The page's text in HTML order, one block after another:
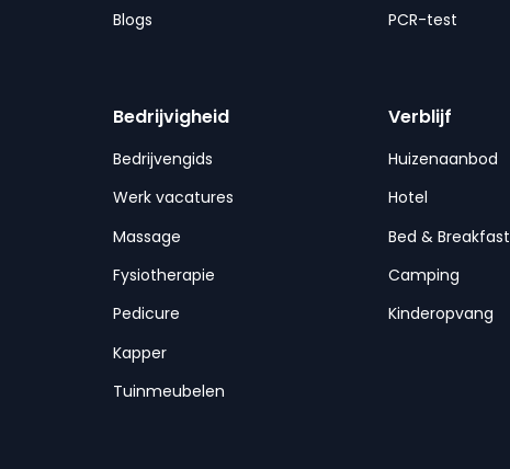
Blogs
PCR-test
Bedrijvigheid
Bedrijvengids
Werk vacatures
Massage
Fysiotherapie
Pedicure
Kapper
Tuinmeubelen
Verblijf
Huizenaanbod
Hotel
Bed & Breakfast
Camping
Kinderopvang